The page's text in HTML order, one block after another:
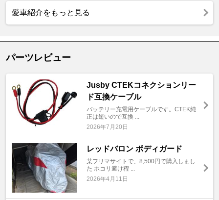
愛車紹介をもっと見る
パーツレビュー
Jusby CTEKコネクションリー
ド互換ケーブル
バッテリー充電用ケーブルです。CTEK純
正は短いので互換 ...
2026年7月20日
レッドバロン ボディガード
某フリマサイトで、8,500円で購入しまし
た ホコリ避け程 ...
2026年4月11日